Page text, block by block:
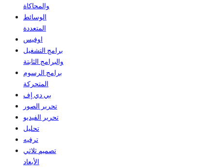
والمحاكاة
الوسائط
المتعددة
اوفيس
برامج التشغيل
والبرامج الثابتة
برامج الرسوم
المتحركة
بي دي إف
تحرير الصور
تحرير الفيديو
تحليل
ترفيه
تصميم ثلاثي
الأبعاد